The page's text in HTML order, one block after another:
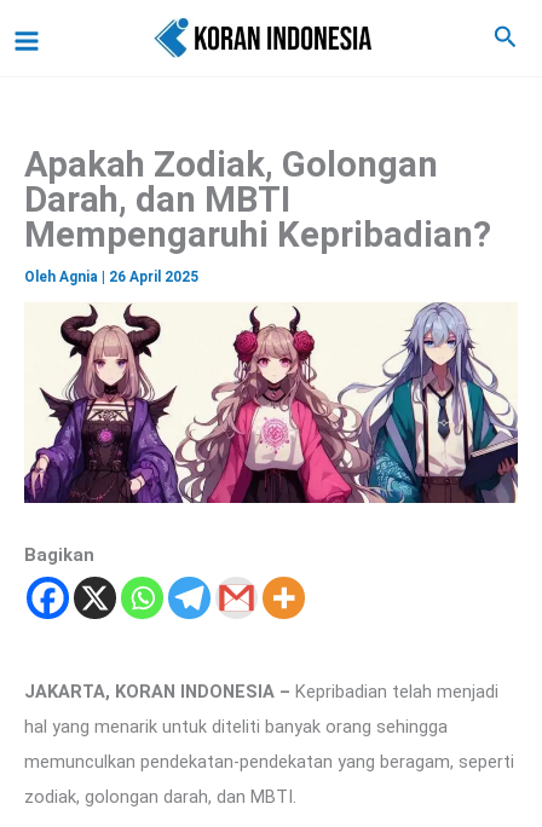
ke
Cari
Apakah Zodiak, Golongan
Darah, dan MBTI
Mempengaruhi Kepribadian?
Oleh Agnia 26 April 2025
Bagikan
JAKARTA, KORAN INDONESIA – Kepribadian telah menjadi
hal yang menarik untuk diteliti banyak orang sehingga
memunculkan pendekatan-pendekatan yang beragam, seperti
zodiak, golongan darah, dan MBTI.
a